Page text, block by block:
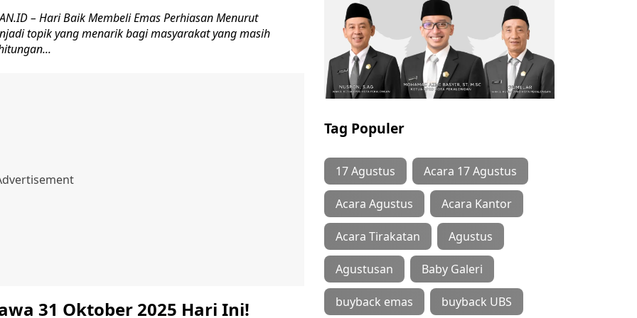
– Hari Baik Membeli Emas Perhiasan Menurut
topik yang menarik bagi masyarakat yang masih
31 Oktober 2025 Hari Ini!
Tag Populer
17 Agustus Acara 17 Agustus
Acara Agustus Acara Kantor
Acara Tirakatan Agustus
Agustusan Baby Galeri
buyback emas buyback UBS